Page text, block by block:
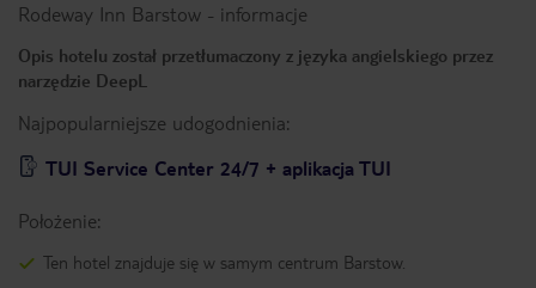
Rodeway Inn Barstow - informacje
Opis hotelu został przetłumaczony z języka angielskiego przez
narzędzie DeepL
Najpopularniejsze udogodnienia:
TUI Service Center 24/7 + aplikacja TUI
Położenie:
Ten hotel znajduje się w samym centrum Barstow.